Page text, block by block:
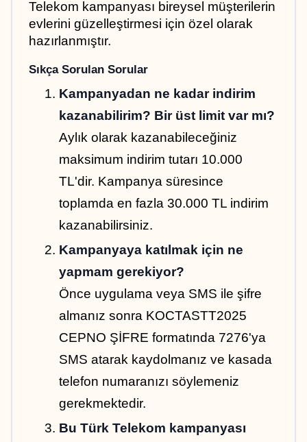
Telekom kampanyası bireysel müşterilerin
evlerini güzelleştirmesi için özel olarak
hazırlanmıştır.
Sıkça Sorulan Sorular
Kampanyadan ne kadar indirim
kazanabilirim? Bir üst limit var mı?
Aylık olarak kazanabileceğiniz
maksimum indirim tutarı 10.000
TL'dir. Kampanya süresince
toplamda en fazla 30.000 TL indirim
kazanabilirsiniz.
Kampanyaya katılmak için ne
yapmam gerekiyor?
Önce uygulama veya SMS ile şifre
almanız sonra KOCTASTT2025
CEPNO ŞİFRE formatında 7276'ya
SMS atarak kaydolmanız ve kasada
telefon numaranızı söylemeniz
gerekmektedir.
Bu Türk Telekom kampanyası